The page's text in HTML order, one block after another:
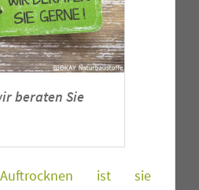
beraten Sie
ist sie